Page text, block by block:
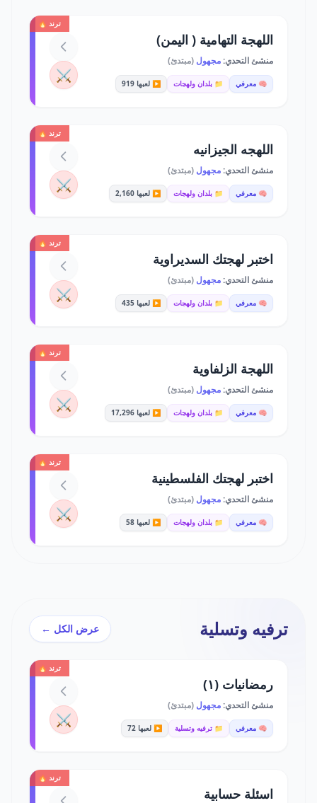
ترند 🔥
اللهجة التهامية ( اليمن)
منشئ التحدي:مجهول (مبتدئ)
🧠 معرفي 📁 بلدان ولهجات ▶️ لعبها 919 ⚔️
ترند 🔥
اللهجه الجيزانيه
منشئ التحدي:مجهول (مبتدئ)
🧠 معرفي 📁 بلدان ولهجات ▶️ لعبها 2,160 ⚔️
ترند 🔥
اختبر لهجتك السديراوية
منشئ التحدي:مجهول (مبتدئ)
🧠 معرفي 📁 بلدان ولهجات ▶️ لعبها 435 ⚔️
ترند 🔥
اللهجة الزلفاوية
منشئ التحدي:مجهول (مبتدئ)
🧠 معرفي 📁 بلدان ولهجات ▶️ لعبها 17,296 ⚔️
ترند 🔥
اختبر لهجتك الفلسطينية
منشئ التحدي:مجهول (مبتدئ)
🧠 معرفي 📁 بلدان ولهجات ▶️ لعبها 58 ⚔️
ترفيه وتسلية عرض الكل ←
ترند 🔥
رمضانيات (١)
منشئ التحدي:مجهول (مبتدئ)
🧠 معرفي 📁 ترفيه وتسلية ▶️ لعبها 72 ⚔️
ترند 🔥
اسئلة حسابية